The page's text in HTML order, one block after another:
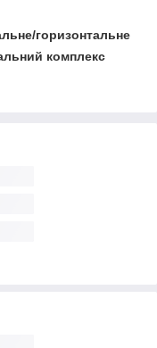
горизонтальне
комплекс